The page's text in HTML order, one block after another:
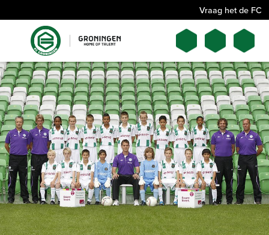
Vraag het de FC